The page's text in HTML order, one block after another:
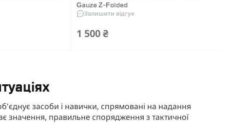
Gauze Z-Folded
Залишити відгук
1 500 ₴
засоби і навички, спрямовані на надання
значення, правильне спорядження з тактичної